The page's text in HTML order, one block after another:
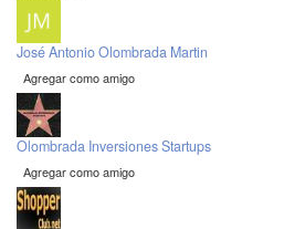
José Antonio Olombrada Martin
Agregar como amigo
Olombrada Inversiones Startups
Agregar como amigo